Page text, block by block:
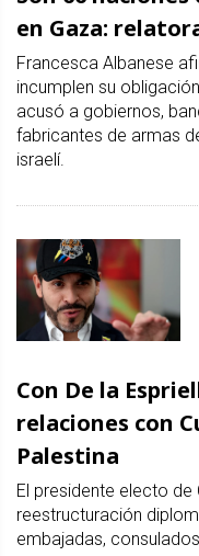
en Gaza:
Francesca Albanese
incumplen su
acusó a gobiernos,
fabricantes de armas
israelí.
Con De la
relaciones con
Palestina
El presidente electo
reestructuración
embajadas,